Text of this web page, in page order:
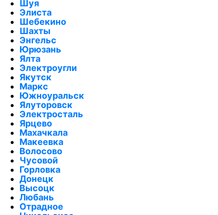
Шуя
Элиста
Шебекино
Шахты
Энгельс
Юрюзань
Ялта
Электроугли
Якутск
Маркс
Южноуральск
Ялуторовск
Электросталь
Ярцево
Махачкала
Макеевка
Волосово
Чусовой
Горловка
Донецк
Высоцк
Любань
Отрадное